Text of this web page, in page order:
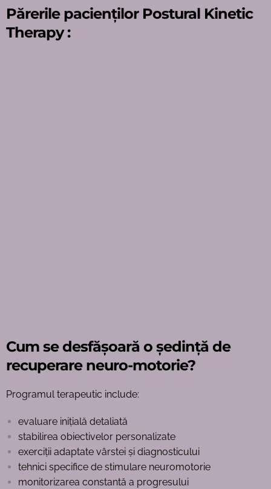
Părerile pacienților Postural Kinetic
Therapy :
Cum se desfășoară o ședință de
recuperare neuro-motorie?
Programul terapeutic include:
evaluare inițială detaliată
stabilirea obiectivelor personalizate
exerciții adaptate vârstei și diagnosticului
tehnici specifice de stimulare neuromotorie
monitorizarea constantă a progresului